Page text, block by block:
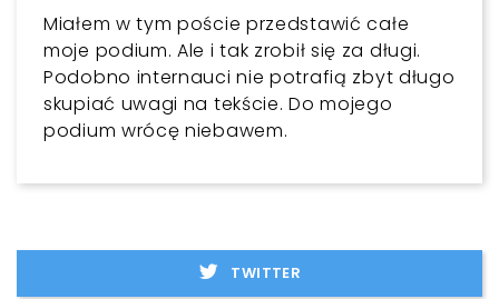
Miałem w tym poście przedstawić całe
moje podium. Ale i tak zrobił się za długi.
Podobno internauci nie potrafią zbyt długo
skupiać uwagi na tekście. Do mojego
podium wrócę niebawem.
TWITTER